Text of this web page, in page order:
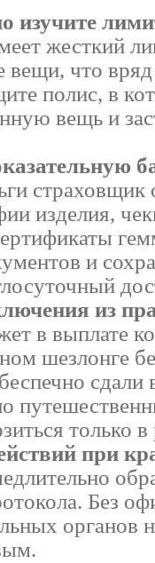
изучите
жесткий
вещи, что
полис, в
вещь и
страховщик
изделия,
и
из
в выплате
шезлонге
только
при
Без
органов